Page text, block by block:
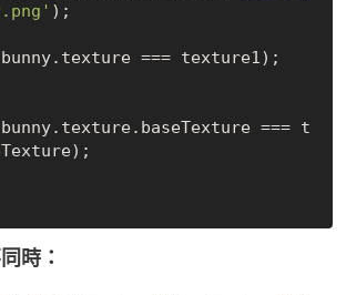
);
=== t
時：